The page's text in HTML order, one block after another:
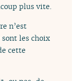
plus vite.
n’est
sont les choix
cette